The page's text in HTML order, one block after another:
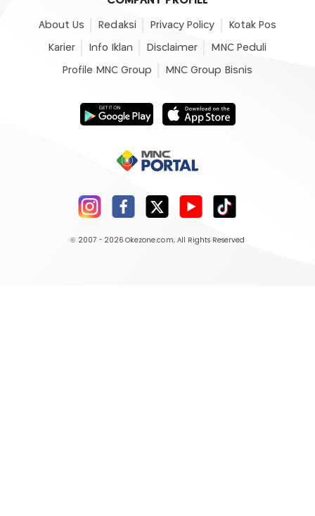
About Us Redaksi Privacy Policy Kotak Pos
Karier Info Iklan Disclaimer MNC Peduli
Profile MNC Group MNC Group Bisnis
© 2007 - 2026 Okezone.com, All Rights Reserved